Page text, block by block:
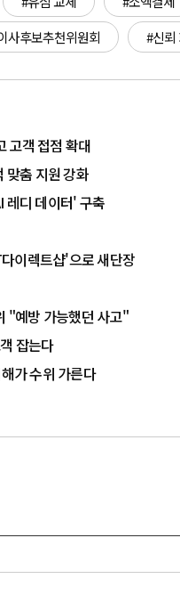
사후보추천위원회 #신뢰
고객 접점 확대
맞춤 지원 강화
디 데이터' 구축
이렉트샵'으로 새단장
"예방 가능했던 사고"
잡는다
가 수위 가른다